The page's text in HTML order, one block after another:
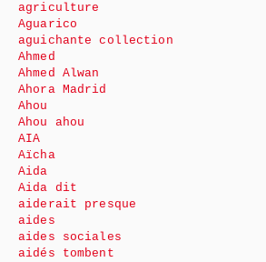
agriculture
Aguarico
aguichante collection
Ahmed
Ahmed Alwan
Ahora Madrid
Ahou
Ahou ahou
AIA
Aïcha
Aida
Aida dit
aiderait presque
aides
aides sociales
aidés tombent